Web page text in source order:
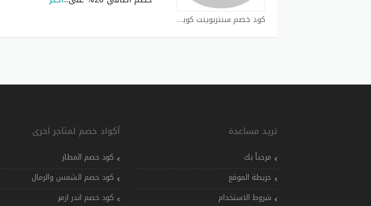
كود خصم سنتربوينت كوبون
تريد مساعدة
مرحباً بك
خريطة الموقع
شروط الاستخدام
أكواد خصم لمتاجر اخرى
كود خصم المطار
كود خصم الشمس والرمال
كود خصم اندر ارمر